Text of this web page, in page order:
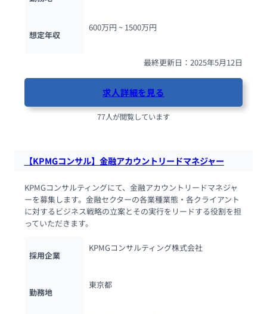
想定年収
600万円 ~ 1500万円
最終更新日：2025年5月12日
求人詳細を見る
77人が閲覧しています
【KPMGコンサル】金融アカウントリードマネジャー
KPMGコンサルティングにて、金融アカウントリードマネジャ
ーを募集します。金融セクターの各業種業態・各クライアント
に対するビジネス戦略の立案とその実行をリードする役割を担
っていただきます。
採用企業
KPMGコンサルティング株式会社
勤務地
東京都